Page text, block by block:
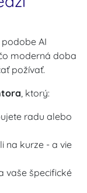
AI
moderná doba
požívať.
, ktorý:
radu alebo
na kurze - a vie
vaše špecifické